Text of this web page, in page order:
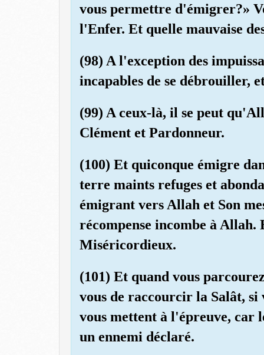
vous permettre d'émigrer?»
l'Enfer. Et quelle mauvaise
(98) A l'exception des
incapables de se débrouiller,
(99) A ceux-là, il se peut
Clément et Pardonneur.
(100) Et quiconque émigre
terre maints refuges et
émigrant vers Allah et Son
récompense incombe à
Miséricordieux.
(101) Et quand vous
vous de raccourcir la Salât, si
vous mettent à l'épreuve, car
un ennemi déclaré.